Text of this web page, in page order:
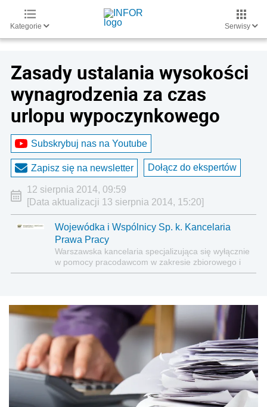
Kategorie Serwisy
Zasady ustalania wysokości
wynagrodzenia za czas
urlopu wypoczynkowego
Subskrybuj nas na Youtube
Zapisz się na newsletter Dołącz do ekspertów
12 sierpnia 2014, 09:59
[Data aktualizacji 13 sierpnia 2014, 15:20]
Wojewódka i Wspólnicy Sp. k. Kancelaria
Prawa Pracy
Warszawska kancelaria specjalizująca się wyłącznie
w pomocy pracodawcom w zakresie zbiorowego i
indywidualnego prawa pracy oraz świadczeń